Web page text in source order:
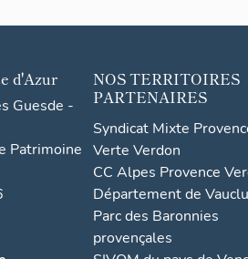
d'Azur
Guesde -
Patrimoine
NOS TERRITOIRES
PARTENAIRES
Syndicat Mixte
Verte Verdon
CC Alpes Provence
Département de
Parc des Baronnies
provençales